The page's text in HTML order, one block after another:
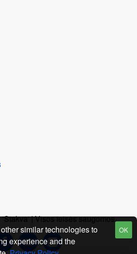
| Visos teisės saugomos.
OK
similar technologies to
experience and the